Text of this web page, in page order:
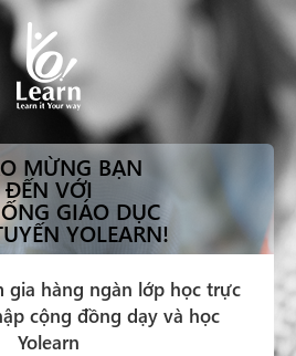
MỪNG BẠN
ĐẾN VỚI
GIÁO DỤC
YOLEARN!
gia hàng ngàn lớp học trực
cộng đồng dạy và học
Yolearn